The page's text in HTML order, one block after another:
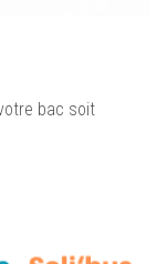
bac soit